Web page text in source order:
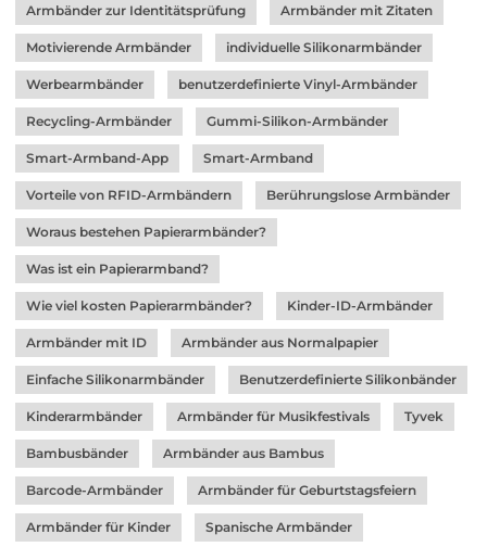
Armbänder zur Identitätsprüfung Armbänder mit Zitaten
Motivierende Armbänder individuelle Silikonarmbänder
Werbearmbänder benutzerdefinierte Vinyl-Armbänder
Recycling-Armbänder Gummi-Silikon-Armbänder
Smart-Armband-App Smart-Armband
Vorteile von RFID-Armbändern Berührungslose Armbänder
Woraus bestehen Papierarmbänder?
Was ist ein Papierarmband?
Wie viel kosten Papierarmbänder? Kinder-ID-Armbänder
Armbänder mit ID Armbänder aus Normalpapier
Einfache Silikonarmbänder Benutzerdefinierte Silikonbänder
Kinderarmbänder Armbänder für Musikfestivals Tyvek
Bambusbänder Armbänder aus Bambus
Barcode-Armbänder Armbänder für Geburtstagsfeiern
Armbänder für Kinder Spanische Armbänder